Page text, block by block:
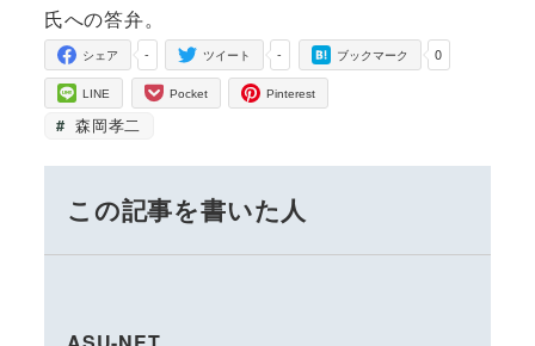
氏への答弁。
-
シェア -
ツイート 0
ブックマーク
LINE Pocket Pinterest
森岡孝二
この記事を書いた人